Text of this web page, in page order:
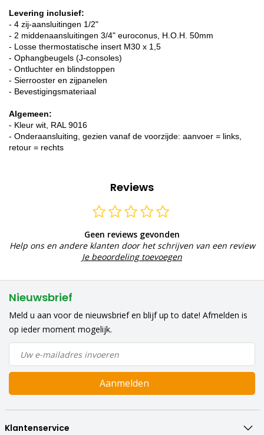
Levering inclusief:
- 4 zij-aansluitingen 1/2"
- 2 middenaansluitingen 3/4" euroconus, H.O.H. 50mm
- Losse thermostatische insert M30 x 1,5
- Ophangbeugels (J-consoles)
- Ontluchter en blindstoppen
- Sierrooster en zijpanelen
- Bevestigingsmateriaal
Algemeen:
- Kleur wit, RAL 9016
- Onderaansluiting, gezien vanaf de voorzijde: aanvoer = links,
retour = rechts
Reviews
Geen reviews gevonden
Help ons en andere klanten door het schrijven van een review
Je beoordeling toevoegen
Nieuwsbrief
Meld u aan voor de nieuwsbrief en blijf up to date! Afmelden is
op ieder moment mogelijk.
Aanmelden
Klantenservice